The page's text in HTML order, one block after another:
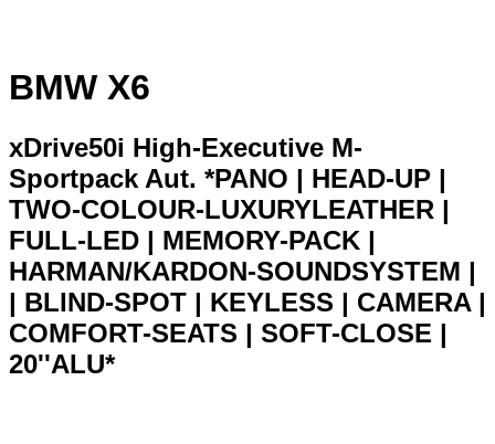
BMW X6
xDrive50i High-Executive M-
Sportpack Aut. *PANO | HEAD-UP |
TWO-COLOUR-LUXURYLEATHER |
FULL-LED | MEMORY-PACK |
HARMAN/KARDON-SOUNDSYSTEM |
| BLIND-SPOT | KEYLESS | CAMERA |
COMFORT-SEATS | SOFT-CLOSE |
20''ALU*